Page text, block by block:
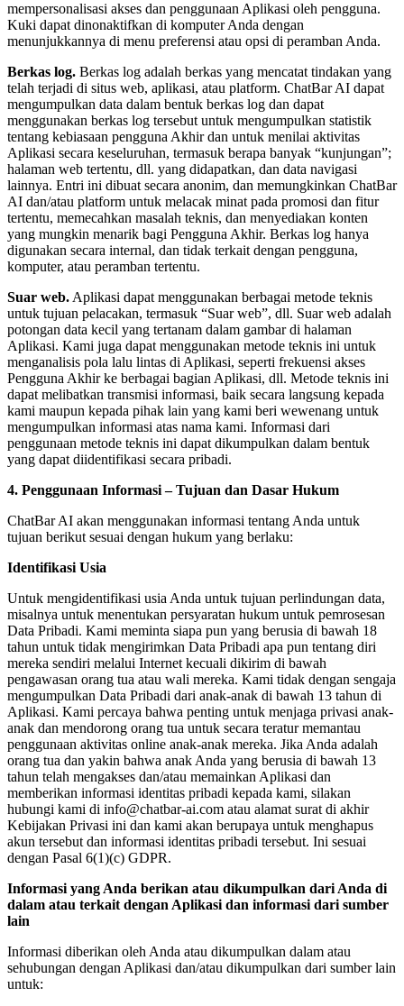
mempersonalisasi akses dan penggunaan Aplikasi oleh pengguna.
Kuki dapat dinonaktifkan di komputer Anda dengan
menunjukkannya di menu preferensi atau opsi di peramban Anda.
Berkas log. Berkas log adalah berkas yang mencatat tindakan yang
telah terjadi di situs web, aplikasi, atau platform. ChatBar AI dapat
mengumpulkan data dalam bentuk berkas log dan dapat
menggunakan berkas log tersebut untuk mengumpulkan statistik
tentang kebiasaan pengguna Akhir dan untuk menilai aktivitas
Aplikasi secara keseluruhan, termasuk berapa banyak “kunjungan”;
halaman web tertentu, dll. yang didapatkan, dan data navigasi
lainnya. Entri ini dibuat secara anonim, dan memungkinkan ChatBar
AI dan/atau platform untuk melacak minat pada promosi dan fitur
tertentu, memecahkan masalah teknis, dan menyediakan konten
yang mungkin menarik bagi Pengguna Akhir. Berkas log hanya
digunakan secara internal, dan tidak terkait dengan pengguna,
komputer, atau peramban tertentu.
Suar web. Aplikasi dapat menggunakan berbagai metode teknis
untuk tujuan pelacakan, termasuk “Suar web”, dll. Suar web adalah
potongan data kecil yang tertanam dalam gambar di halaman
Aplikasi. Kami juga dapat menggunakan metode teknis ini untuk
menganalisis pola lalu lintas di Aplikasi, seperti frekuensi akses
Pengguna Akhir ke berbagai bagian Aplikasi, dll. Metode teknis ini
dapat melibatkan transmisi informasi, baik secara langsung kepada
kami maupun kepada pihak lain yang kami beri wewenang untuk
mengumpulkan informasi atas nama kami. Informasi dari
penggunaan metode teknis ini dapat dikumpulkan dalam bentuk
yang dapat diidentifikasi secara pribadi.
4. Penggunaan Informasi – Tujuan dan Dasar Hukum
ChatBar AI akan menggunakan informasi tentang Anda untuk
tujuan berikut sesuai dengan hukum yang berlaku:
Identifikasi Usia
Untuk mengidentifikasi usia Anda untuk tujuan perlindungan data,
misalnya untuk menentukan persyaratan hukum untuk pemrosesan
Data Pribadi. Kami meminta siapa pun yang berusia di bawah 18
tahun untuk tidak mengirimkan Data Pribadi apa pun tentang diri
mereka sendiri melalui Internet kecuali dikirim di bawah
pengawasan orang tua atau wali mereka. Kami tidak dengan sengaja
mengumpulkan Data Pribadi dari anak-anak di bawah 13 tahun di
Aplikasi. Kami percaya bahwa penting untuk menjaga privasi anak-
anak dan mendorong orang tua untuk secara teratur memantau
penggunaan aktivitas online anak-anak mereka. Jika Anda adalah
orang tua dan yakin bahwa anak Anda yang berusia di bawah 13
tahun telah mengakses dan/atau memainkan Aplikasi dan
memberikan informasi identitas pribadi kepada kami, silakan
hubungi kami di info@chatbar-ai.com atau alamat surat di akhir
Kebijakan Privasi ini dan kami akan berupaya untuk menghapus
akun tersebut dan informasi identitas pribadi tersebut. Ini sesuai
dengan Pasal 6(1)(c) GDPR.
Informasi yang Anda berikan atau dikumpulkan dari Anda di
dalam atau terkait dengan Aplikasi dan informasi dari sumber
lain
Informasi diberikan oleh Anda atau dikumpulkan dalam atau
sehubungan dengan Aplikasi dan/atau dikumpulkan dari sumber lain
untuk: